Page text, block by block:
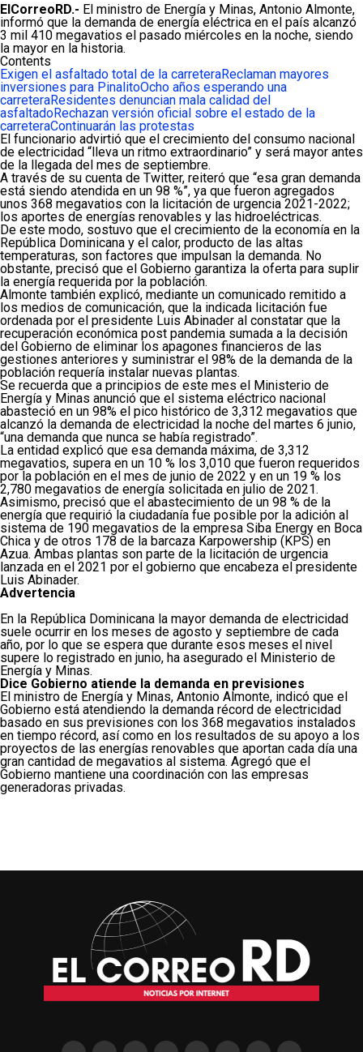
ElCorreoRD.- El ministro de Energía y Minas, Antonio Almonte,
informó que la demanda de energía eléctrica en el país alcanzó
3 mil 410 megavatios el pasado miércoles en la noche, siendo
la mayor en la historia.
Contents
Exigen el asfaltado total de la carreteraReclaman mayores
inversiones para PinalitoOcho años esperando una
carreteraResidentes denuncian mala calidad del
asfaltadoRechazan versión oficial sobre el estado de la
carreteraContinuarán las protestas
El funcionario advirtió que el crecimiento del consumo nacional
de electricidad “lleva un ritmo extraordinario” y será mayor antes
de la llegada del mes de septiembre.
A través de su cuenta de Twitter, reiteró que “esa gran demanda
está siendo atendida en un 98 %”, ya que fueron agregados
unos 368 megavatios con la licitación de urgencia 2021-2022;
los aportes de energías renovables y las hidroeléctricas.
De este modo, sostuvo que el crecimiento de la economía en la
República Dominicana y el calor, producto de las altas
temperaturas, son factores que impulsan la demanda. No
obstante, precisó que el Gobierno garantiza la oferta para suplir
la energía requerida por la población.
Almonte también explicó, mediante un comunicado remitido a
los medios de comunicación, que la indicada licitación fue
ordenada por el presidente Luis Abinader al constatar que la
recuperación económica post pandemia sumada a la decisión
del Gobierno de eliminar los apagones financieros de las
gestiones anteriores y suministrar el 98% de la demanda de la
población requería instalar nuevas plantas.
Se recuerda que a principios de este mes el Ministerio de
Energía y Minas anunció que el sistema eléctrico nacional
abasteció en un 98% el pico histórico de 3,312 megavatios que
alcanzó la demanda de electricidad la noche del martes 6 junio,
“una demanda que nunca se había registrado”.
La entidad explicó que esa demanda máxima, de 3,312
megavatios, supera en un 10 % los 3,010 que fueron requeridos
por la población en el mes de junio de 2022 y en un 19 % los
2,780 megavatios de energía solicitada en julio de 2021.
Asimismo, precisó que el abastecimiento de un 98 % de la
energía que requirió la ciudadanía fue posible por la adición al
sistema de 190 megavatios de la empresa Siba Energy en Boca
Chica y de otros 178 de la barcaza Karpowership (KPS) en
Azua. Ambas plantas son parte de la licitación de urgencia
lanzada en el 2021 por el gobierno que encabeza el presidente
Luis Abinader.
Advertencia
En la República Dominicana la mayor demanda de electricidad
suele ocurrir en los meses de agosto y septiembre de cada
año, por lo que se espera que durante esos meses el nivel
supere lo registrado en junio, ha asegurado el Ministerio de
Energía y Minas.
Dice Gobierno atiende la demanda en previsiones
El ministro de Energía y Minas, Antonio Almonte, indicó que el
Gobierno está atendiendo la demanda récord de electricidad
basado en sus previsiones con los 368 megavatios instalados
en tiempo récord, así como en los resultados de su apoyo a los
proyectos de las energías renovables que aportan cada día una
gran cantidad de megavatios al sistema. Agregó que el
Gobierno mantiene una coordinación con las empresas
generadoras privadas.